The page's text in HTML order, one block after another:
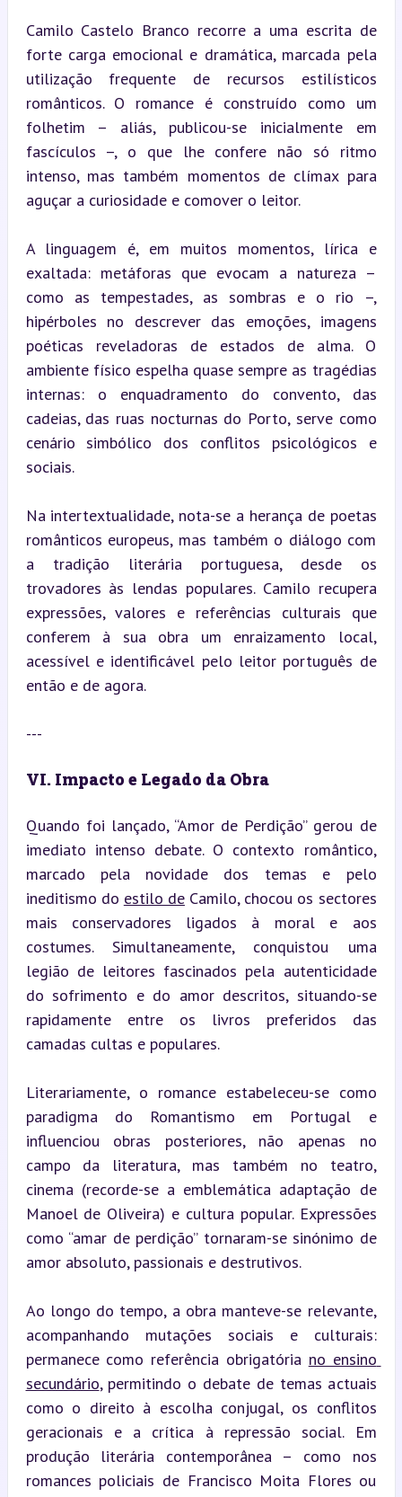
Camilo Castelo Branco recorre a uma escrita de
forte carga emocional e dramática, marcada pela
utilização frequente de recursos estilísticos
românticos. O romance é construído como um
folhetim – aliás, publicou-se inicialmente em
fascículos –, o que lhe confere não só ritmo
intenso, mas também momentos de clímax para
aguçar a curiosidade e comover o leitor.
A linguagem é, em muitos momentos, lírica e
exaltada: metáforas que evocam a natureza –
como as tempestades, as sombras e o rio –,
hipérboles no descrever das emoções, imagens
poéticas reveladoras de estados de alma. O
ambiente físico espelha quase sempre as tragédias
internas: o enquadramento do convento, das
cadeias, das ruas nocturnas do Porto, serve como
cenário simbólico dos conflitos psicológicos e
sociais.
Na intertextualidade, nota-se a herança de poetas
românticos europeus, mas também o diálogo com
a tradição literária portuguesa, desde os
trovadores às lendas populares. Camilo recupera
expressões, valores e referências culturais que
conferem à sua obra um enraizamento local,
acessível e identificável pelo leitor português de
então e de agora.
---
VI. Impacto e Legado da Obra
Quando foi lançado, “Amor de Perdição” gerou de
imediato intenso debate. O contexto romântico,
marcado pela novidade dos temas e pelo
ineditismo do estilo de Camilo, chocou os sectores
mais conservadores ligados à moral e aos
costumes. Simultaneamente, conquistou uma
legião de leitores fascinados pela autenticidade
do sofrimento e do amor descritos, situando-se
rapidamente entre os livros preferidos das
camadas cultas e populares.
Literariamente, o romance estabeleceu-se como
paradigma do Romantismo em Portugal e
influenciou obras posteriores, não apenas no
campo da literatura, mas também no teatro,
cinema (recorde-se a emblemática adaptação de
Manoel de Oliveira) e cultura popular. Expressões
como “amar de perdição” tornaram-se sinónimo de
amor absoluto, passionais e destrutivos.
Ao longo do tempo, a obra manteve-se relevante,
acompanhando mutações sociais e culturais:
permanece como referência obrigatória no ensino
secundário, permitindo o debate de temas actuais
como o direito à escolha conjugal, os conflitos
geracionais e a crítica à repressão social. Em
produção literária contemporânea – como nos
romances policiais de Francisco Moita Flores ou